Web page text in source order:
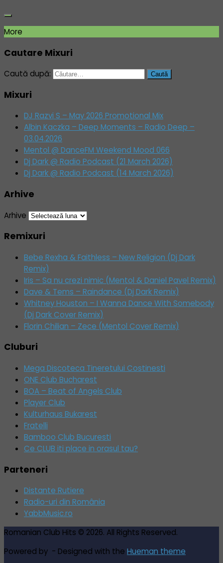
More
Cautare Mixuri
Caută după:
Mixuri
DJ Razvi S – May 2026 Promotional Mix
Albin Kaczka – Deep Moments – Radio Deep –
03.04.2026
Mentol @ DanceFM Weekend Mood 066
Dj Dark @ Radio Podcast (21 March 2026)
Dj Dark @ Radio Podcast (14 March 2026)
Arhive
Arhive
Remixuri
Bebe Rexha & Faithless – New Religion (Dj Dark
Remix)
Iris – Sa nu crezi nimic (Mentol & Daniel Pavel Remix)
Dave & Tems – Raindance (Dj Dark Remix)
Whitney Houston – I Wanna Dance With Somebody
(Dj Dark Cover Remix)
Florin Chilian – Zece (Mentol Cover Remix)
Cluburi
Mega Discoteca Tineretului Costinesti
ONE Club Bucharest
BOA – Beat of Angels Club
Player Club
Kulturhaus Bukarest
Fratelli
Bamboo Club Bucuresti
Ce CLUB iti place in orasul tau?
Parteneri
Distante Rutiere
Radio-uri din România
YabbMusic.ro
Romanian Club Hits © 2026. All Rights Reserved.
Powered by - Designed with the Hueman theme